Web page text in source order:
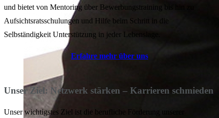
und bietet von Mentoring über Bewerbungstraining bis hin zu
Aufsichtsratsschulungen und Hilfe beim Schritt in die
Selbständigkeit Unterstützung in jeder Lebenslage.
Erfahre mehr über uns
Unser Ziel: Netzwerk stärken – Karrieren schmieden
Unser wichtigstes Ziel ist die berufliche Förderung unserer